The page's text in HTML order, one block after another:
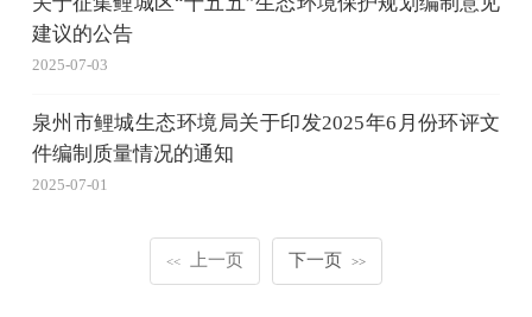
建议的公告
2025-07-03
泉州市鲤城生态环境局关于印发2025年6月份环评文
件编制质量情况的通知
2025-07-01
<< 上一页 下一页 >>